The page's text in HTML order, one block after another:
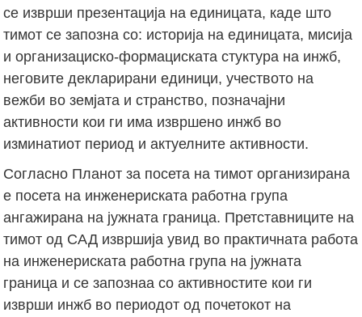
се изврши презентација на единицата, каде што
тимот се запозна со: историја на единицата, мисија
и организациско-формациската стуктура на инжб,
неговите декларирани единици, учеството на
вежби во земјата и странство, позначајни
активности кои ги има извршено инжб во
изминатиот период и актуелните активности.
Согласно Планот за посета на тимот организирана
е посета на инженериската работна група
ангажирана на јужната граница. Претставниците на
тимот од САД извршија увид во практичната работа
на инженериската работна група на јужната
граница и се запознаа со активностите кои ги
изврши инжб во периодот од почетокот на